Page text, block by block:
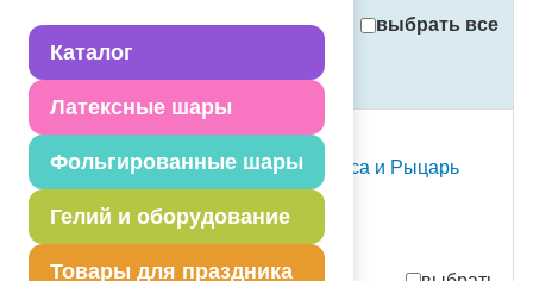
Каталог
Латексные шары
Фольгированные шары
Гелий и оборудование
Товары для праздника
!
Применить
Сбросить фильтры
выбрать все
Стоимость
распродажа
Спираль HB Принцесса и Рыцарь
6шт/A
1501-6043 Амскан
партия поставки: 1 шт